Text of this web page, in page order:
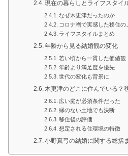
現在の暮らしとライフスタイ
なぜ木更津だったのか
コロナ禍で実感した移住の
ライフスタイルまとめ
年齢から見る結婚観の変化
若い頃から一貫した価値観
年齢より満足度を優先
世代の変化も背景に
木更津のどこに住んでいる？
広い庭が必須条件だった
縁のない土地でも決断
移住後の評価
想定される住環境の特徴
小野真弓の結婚に関する総括